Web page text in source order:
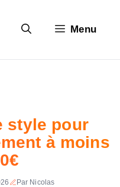
Menu
style pour
à moins
Par Nicolas